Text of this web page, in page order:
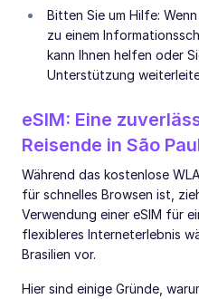
Bitten Sie um Hilfe:
zu einem
kann Ihnen helfen oder
Unterstützung
eSIM: Eine
Reisende in São
Während das kostenlose
für schnelles Browsen ist,
Verwendung einer eSIM für
flexibleres Interneterlebnis
Brasilien vor.
Hier sind einige Gründe,